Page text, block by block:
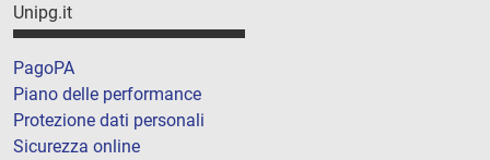
Unipg.it
PagoPA
Piano delle performance
Protezione dati personali
Sicurezza online